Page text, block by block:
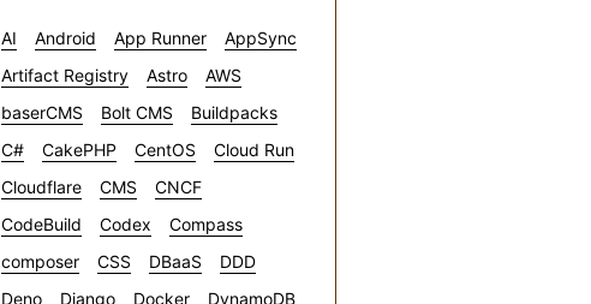
AI Android App Runner
AppSync
Artifact Registry
Astro
AWS
baserCMS
Bolt CMS
Buildpacks
C#
CakePHP CentOS
Cloud Run
Cloudflare
CMS
CNCF
CodeBuild
Codex
Compass
composer
CSS DBaaS
DDD
Deno
Django Docker
DynamoDB